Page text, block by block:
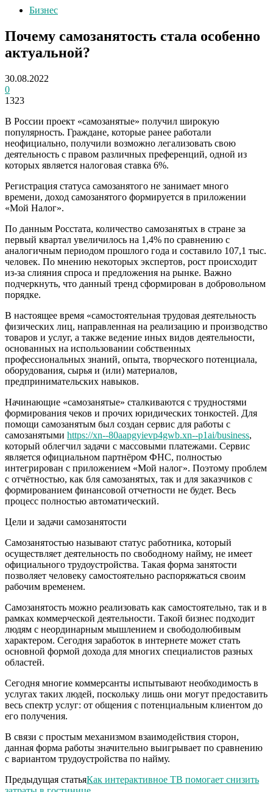
Бизнес
Почему самозанятость стала особенно
актуальной?
30.08.2022
0
1323
В России проект «самозанятые» получил широкую
популярность. Граждане, которые ранее работали
неофициально, получили возможно легализовать свою
деятельность с правом различных преференций, одной из
которых является налоговая ставка 6%.
Регистрация статуса самозанятого не занимает много
времени, доход самозанятого формируется в приложении
«Мой Налог».
По данным Росстата, количество самозанятых в стране за
первый квартал увеличилось на 1,4% по сравнению с
аналогичным периодом прошлого года и составило 107,1 тыс.
человек. По мнению некоторых экспертов, рост происходит
из-за слияния спроса и предложения на рынке. Важно
подчеркнуть, что данный тренд сформирован в добровольном
порядке.
В настоящее время «самостоятельная трудовая деятельность
физических лиц, направленная на реализацию и производство
товаров и услуг, а также ведение иных видов деятельности,
основанных на использовании собственных
профессиональных знаний, опыта, творческого потенциала,
оборудования, сырья и (или) материалов,
предпринимательских навыков.
Начинающие «самозанятые» сталкиваются с трудностями
формирования чеков и прочих юридических тонкостей. Для
помощи самозанятым был создан сервис для работы с
самозанятыми https://xn--80aapgyievp4gwb.xn--p1ai/business,
который облегчил задачи с массовыми платежами. Сервис
является официальном партнёром ФНС, полностью
интегрирован с приложением «Мой налог». Поэтому проблем
с отчётностью, как бля самозанятых, так и для заказчиков с
формированием финансовой отчетности не будет. Весь
процесс полностью автоматический.
Цели и задачи самозанятости
Самозанятостью называют статус работника, который
осуществляет деятельность по свободному найму, не имеет
официального трудоустройства. Такая форма занятости
позволяет человеку самостоятельно распоряжаться своим
рабочим временем.
Самозанятость можно реализовать как самостоятельно, так и в
рамках коммерческой деятельности. Такой бизнес подходит
людям с неординарным мышлением и свободолюбивым
характером. Сегодня заработок в интернете может стать
основной формой дохода для многих специалистов разных
областей.
Сегодня многие коммерсанты испытывают необходимость в
услугах таких людей, поскольку лишь они могут предоставить
весь спектр услуг: от общения с потенциальным клиентом до
его получения.
В связи с простым механизмом взаимодействия сторон,
данная форма работы значительно выигрывает по сравнению
с вариантом трудоустройства по найму.
Предыдущая статьяКак интерактивное ТВ помогает снизить